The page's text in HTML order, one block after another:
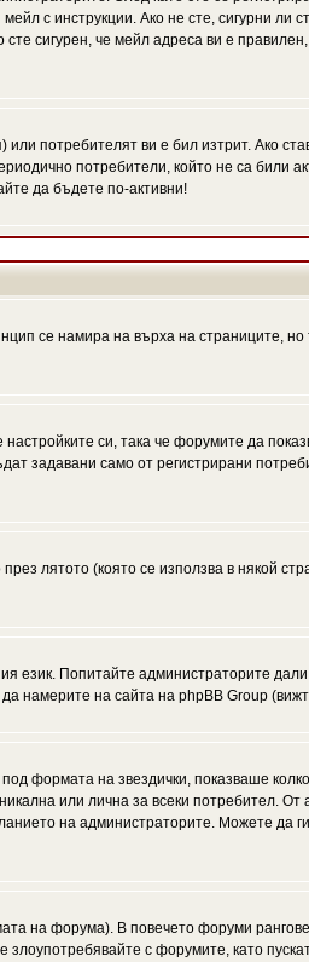
с инструкции. Ако не сте, сигурни ли
сигурен, че мейл адреса ви е
потребителят ви е бил изтрит. Ако
потребители, който не са били
да бъдете по-активни!
се намира на върха на страниците,
си, така че форумите да
задавани само от регистрирани
лятото (която се използва в някой
език. Попитайте администраторите
намерите на сайта на phpBB Group
формата на звездички, показваше
или лична за всеки потребител.
на администраторите. Можете да
на форума). В повечето форуми
с форумите, като